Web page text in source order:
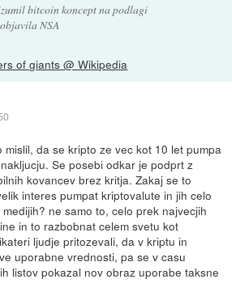
bitcoin koncept na podlagi
NSA
of giants @ Wikipedia
da se kripto ze vec kot 10 let pumpa
Se posebi odkar je podprt z
kovancev brez kritja. Zakaj se to
interes pumpat kriptovalute in jih celo
ne samo to, celo prek najvecjih
in to razbobnat celem svetu kot
ljudje pritozevali, da v kriptu in
uporabne vrednosti, pa se v casu
listov pokazal nov obraz uporabe taksne